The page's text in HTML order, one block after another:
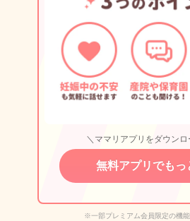
＼ママリアプリをダウンロ
無料アプリでもっ
※一部プレミアム会員限定の機